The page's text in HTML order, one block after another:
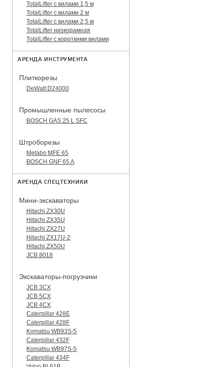
TotalLifter с вилами 1,5 м
TotalLifter с вилами 2 м
TotalLifter с вилами 2,5 м
TotalLifter низкорамная
TotalLifter с короткими вилами
АРЕНДА ИНСТРУМЕНТА
Плиткорезы
DeWalt D24000
Промышленные пылесосы
BOSCH GAS 25 L SFC
Штроборезы
Metabo MFE 65
BOSCH GNF 65 A
АРЕНДА СПЕЦТЕХНИКИ
Мини-экскаваторы
Hitachi ZX30U
Hitachi ZX35U
Hitachi ZX27U
Hitachi ZX17U-2
Hitachi ZX50U
JCB 8018
Экскаваторы-погрузчики
JCB 3CX
JCB 5CX
JCB 4CX
Caterpillar 428E
Caterpillar 428F
Komatsu WB93S-5
Caterpillar 432F
Komatsu WB97S-5
Caterpillar 434F